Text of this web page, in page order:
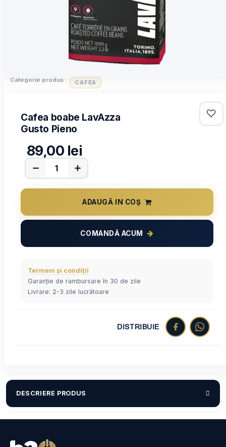
Categorie produs : CAFEA
Cafea boabe LavAzza
Gusto Pieno
89,00 lei
ADAUGĂ IN COȘ
COMANDĂ ACUM
Termeni și condiții
Garanție de rambursare în 30 de zile
Livrare: 2-3 zile lucrătoare
DISTRIBUIE
DESCRIERE PRODUS